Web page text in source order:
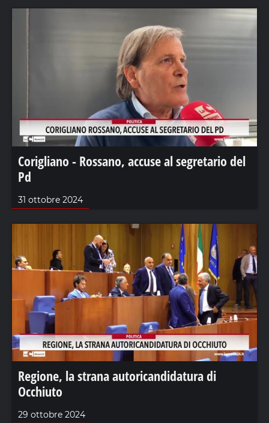
Corigliano - Rossano, accuse al segretario del
Pd
31 ottobre 2024
Regione, la strana autoricandidatura di
Occhiuto
29 ottobre 2024